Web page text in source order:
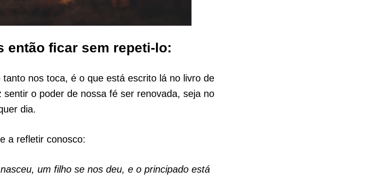
então ficar sem repeti-lo:
nos toca, é o que está escrito lá no livro de
o poder de nossa fé ser renovada, seja no
dia.
a refletir conosco:
um filho se nos deu, e o principado está